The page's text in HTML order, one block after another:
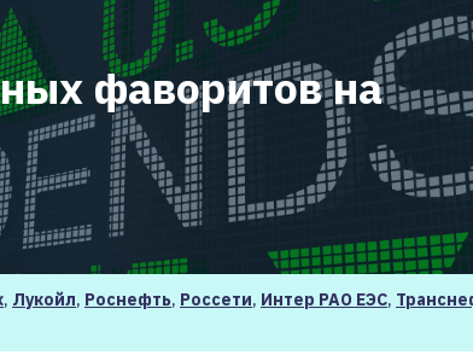
фаворитов на
, Лукойл, Роснефть, Россети, Интер РАО ЕЭС,